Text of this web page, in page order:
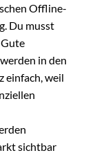
Offline-
Du musst
in den
einfach, weil
sichtbar